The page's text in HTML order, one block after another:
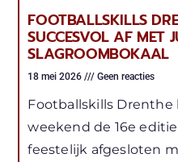
FOOTBALLSKILLS
SUCCESVOL AF MET
SLAGROOMBOKAAL
18 mei 2026 Geen reacties
Footballskills Drenthe
weekend de 16e
feestelijk afgesloten